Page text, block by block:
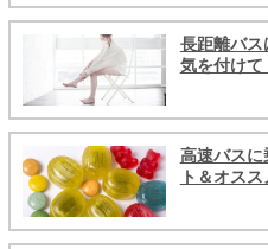
長距離バス
気を付けて
高速バスに
ト＆オス